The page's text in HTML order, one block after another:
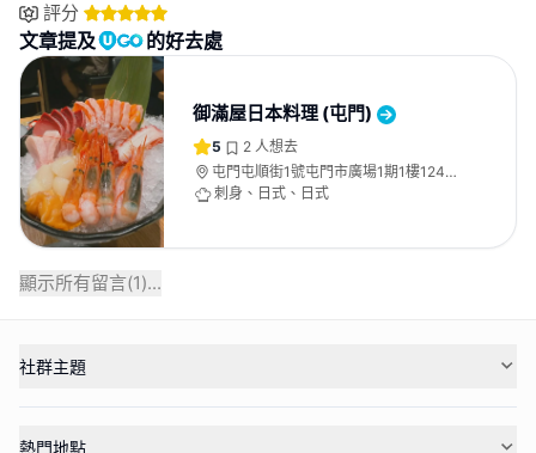
評分
文章提及 的好去處
御滿屋日本料理 (屯門)
5 2 人想去
屯門屯順街1號屯門市廣場1期1樓1246-
1266號舖
刺身、日式、日式
顯示所有留言(1)...
社群主題
熱門地點